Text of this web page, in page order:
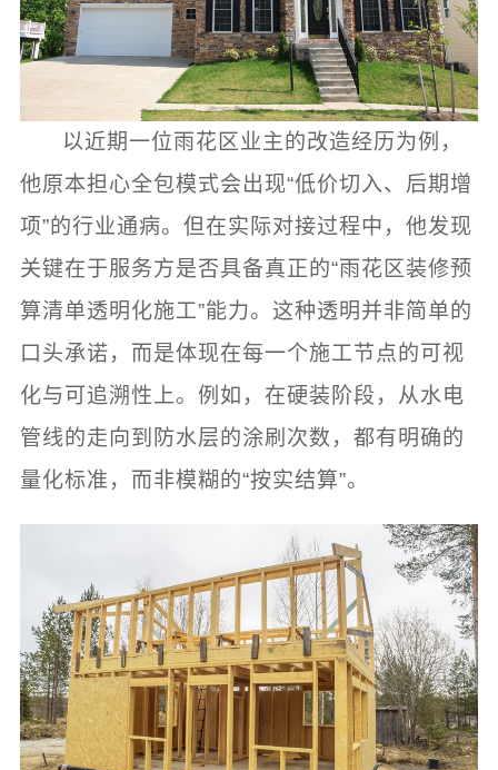
以近期一位雨花区业主的改造经历为例，
他原本担心全包模式会出现“低价切入、后期增
项”的行业通病。但在实际对接过程中，他发现
关键在于服务方是否具备真正的“雨花区装修预
算清单透明化施工”能力。这种透明并非简单的
口头承诺，而是体现在每一个施工节点的可视
化与可追溯性上。例如，在硬装阶段，从水电
管线的走向到防水层的涂刷次数，都有明确的
量化标准，而非模糊的“按实结算”。